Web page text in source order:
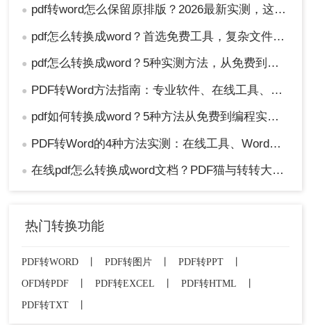
● pdf转word怎么保留原排版？2026最新实测，这5种方法从免费到专业全搞定！
● pdf怎么转换成word？首选免费工具，复杂文件再上专业软件！
● pdf怎么转换成word？5种实测方法，从免费到专业全攻略！
● PDF转Word方法指南：专业软件、在线工具、Word内置与改后缀名4种方案对比！
● pdf如何转换成word？5种方法从免费到编程实测对比！
● PDF转Word的4种方法实测：在线工具、Word、Adobe与开源软件对比！！
● 在线pdf怎么转换成word文档？PDF猫与转转大师2种在线工具使用指南与功能对比！
热门转换功能
PDF转WORD PDF转图片 PDF转PPT
OFD转PDF
丨 PDF转EXCEL 丨 PDF转HTML
丨
PDF转TXT
丨